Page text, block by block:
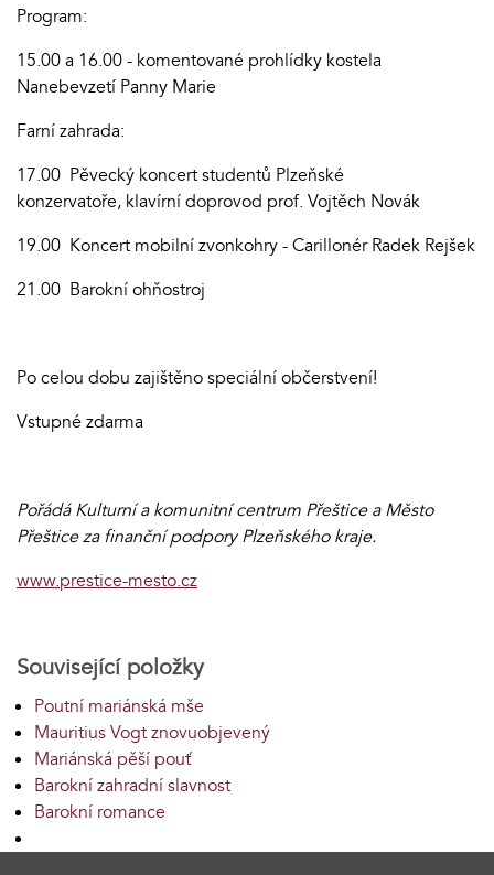
Program:
15.00 a 16.00 - komentované prohlídky kostela
Nanebevzetí Panny Marie
Farní zahrada:
17.00 Pěvecký koncert studentů Plzeňské
konzervatoře, klavírní doprovod prof. Vojtěch Novák
19.00 Koncert mobilní zvonkohry - Carillonér Radek Rejšek
21.00 Barokní ohňostroj
Po celou dobu zajištěno speciální občerstvení!
Vstupné zdarma
Pořádá Kulturní a komunitní centrum Přeštice a Město
Přeštice za finanční podpory Plzeňského kraje.
www.prestice-mesto.cz
Související položky
Poutní mariánská mše
Mauritius Vogt znovuobjevený
Mariánská pěší pouť
Barokní zahradní slavnost
Barokní romance